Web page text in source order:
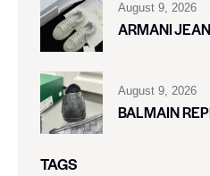
August 9, 2026
ARMANI
August 9, 2026
BALMAIN
TAGS